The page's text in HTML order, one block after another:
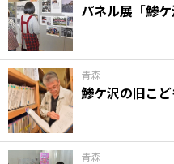
パネル展「鯵
青森
鯵ケ沢の旧こ
青森